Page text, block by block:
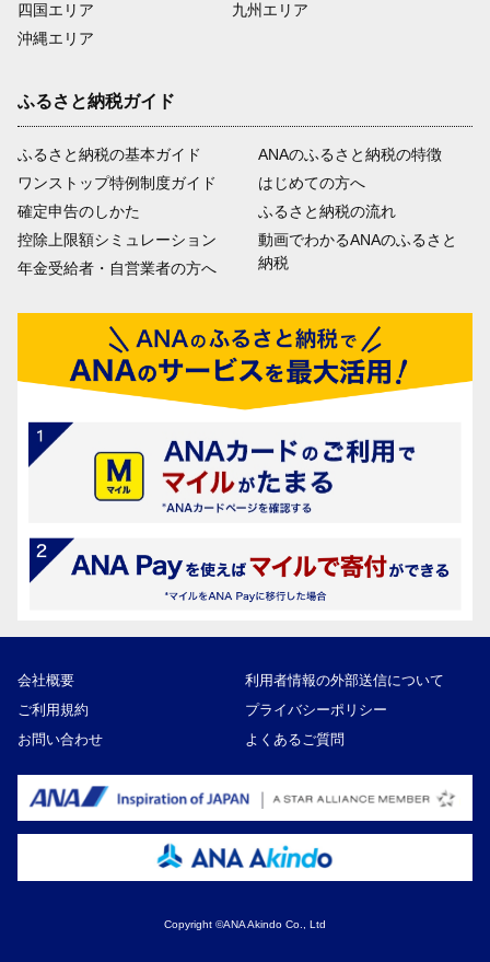
四国エリア
沖縄エリア
九州エリア
ふるさと納税ガイド
ふるさと納税の基本ガイド
ワンストップ特例制度ガイド
確定申告のしかた
控除上限額シミュレーション
年金受給者・自営業者の方へ
ANAのふるさと納税の特徴
はじめての方へ
ふるさと納税の流れ
動画でわかるANAのふるさと
納税
会社概要
利用者情報の外部送信について
ご利用規約
プライバシーポリシー
お問い合わせ
よくあるご質問
Copyright ©ANA Akindo Co., Ltd